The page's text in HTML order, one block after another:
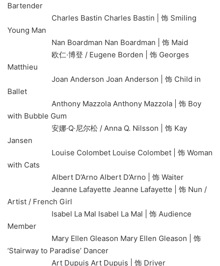
Bartender
Charles Bastin Charles Bastin | 饰 Smiling
Young Man
Nan Boardman Nan Boardman | 饰 Maid
欧仁·博登 / Eugene Borden | 饰 Georges
Matthieu
Joan Anderson Joan Anderson | 饰 Child in
Ballet
Anthony Mazzola Anthony Mazzola | 饰 Boy
with Bubble Gum
安娜·Q·尼尔松 / Anna Q. Nilsson | 饰 Kay
Jansen
Louise Colombet Louise Colombet | 饰 Woman
with Cats
Albert D’Arno Albert D’Arno | 饰 Waiter
Jeanne Lafayette Jeanne Lafayette | 饰 Nun /
Artist / French Girl
Isabel La Mal Isabel La Mal | 饰 Audience
Member
Mary Ellen Gleason Mary Ellen Gleason | 饰
‘Stairway to Paradise’ Dancer
Art Dupuis Art Dupuis | 饰 Driver